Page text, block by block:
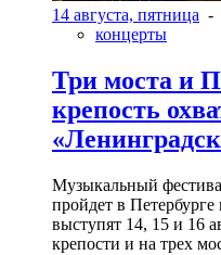
14 августа, пятница -
концерты
Три моста и
крепость
Музыкальный
пройдет в
выступят 14, 15 и 16
крепости и на трех